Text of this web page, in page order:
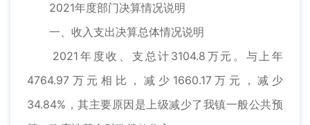
2021年度部门决算情况说明
一、收入支出决算总体情况说明
2021年度收、支总计3104.8万元。与上年
4764.97万元相比，减少1660.17万元，减少
34.84%，其主要原因是上级减少了我镇一般公共预